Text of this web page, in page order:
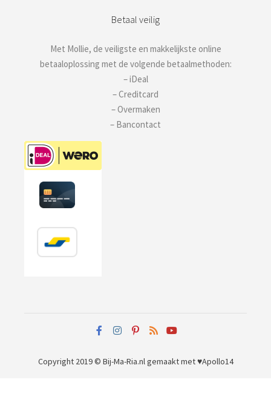
Betaal veilig
Met Mollie, de veiligste en makkelijkste online
betaaloplossing met de volgende betaalmethoden:
– iDeal
– Creditcard
– Overmaken
– Bancontact
Copyright 2019 © Bij-Ma-Ria.nlgemaakt met ♥Apollo14